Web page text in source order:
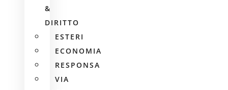
&
DIRITTO
ESTERI
ECONOMIA
RESPONSA
VIA